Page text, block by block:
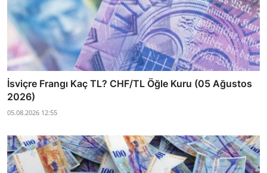
İsviçre Frangı Kaç TL? CHF/TL Öğle Kuru (05 Ağustos
2026)
05.08.2026 12:55